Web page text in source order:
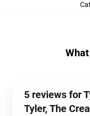
5 reviews for
Tyler, The